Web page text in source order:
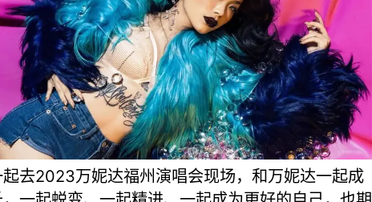
去2023万妮达福州演唱会现场，和万妮达一起成